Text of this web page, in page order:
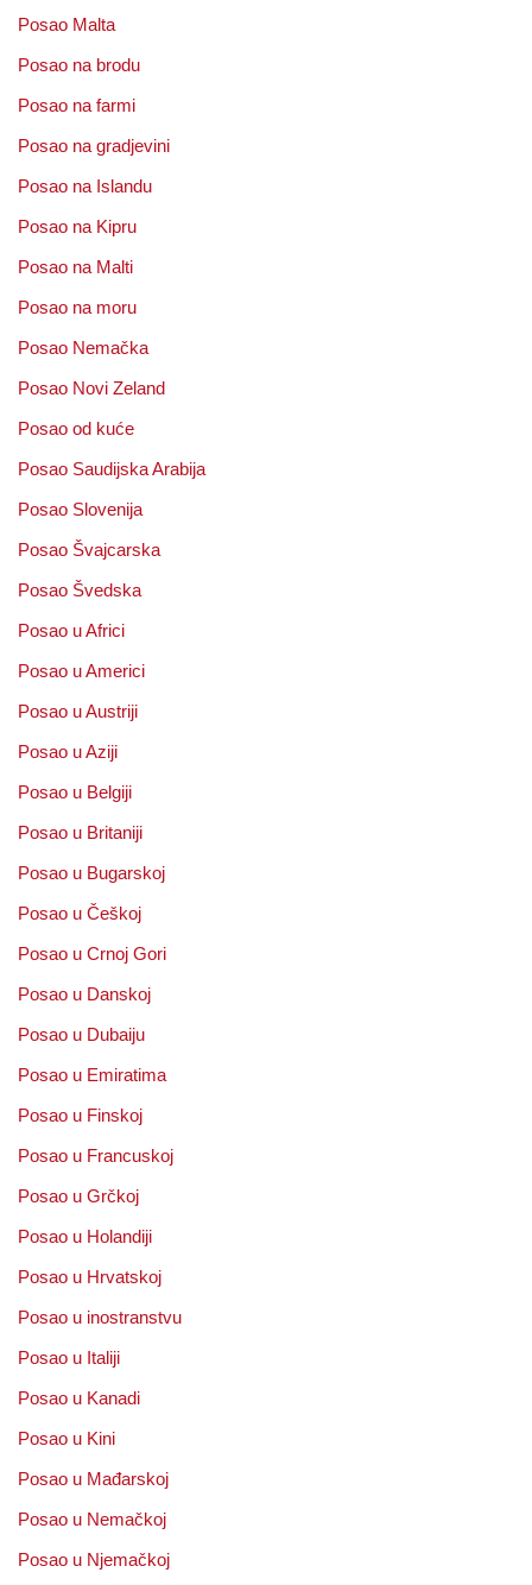
Posao Malta
Posao na brodu
Posao na farmi
Posao na gradjevini
Posao na Islandu
Posao na Kipru
Posao na Malti
Posao na moru
Posao Nemačka
Posao Novi Zeland
Posao od kuće
Posao Saudijska Arabija
Posao Slovenija
Posao Švajcarska
Posao Švedska
Posao u Africi
Posao u Americi
Posao u Austriji
Posao u Aziji
Posao u Belgiji
Posao u Britaniji
Posao u Bugarskoj
Posao u Češkoj
Posao u Crnoj Gori
Posao u Danskoj
Posao u Dubaiju
Posao u Emiratima
Posao u Finskoj
Posao u Francuskoj
Posao u Grčkoj
Posao u Holandiji
Posao u Hrvatskoj
Posao u inostranstvu
Posao u Italiji
Posao u Kanadi
Posao u Kini
Posao u Mađarskoj
Posao u Nemačkoj
Posao u Njemačkoj